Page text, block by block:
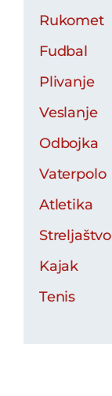
Rukomet
Fudbal
Plivanje
Veslanje
Odbojka
Vaterpolo
Atletika
Streljaštvo
Kajak
Tenis